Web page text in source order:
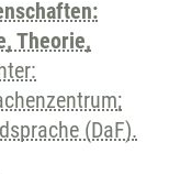
Theorie,
(DaF).